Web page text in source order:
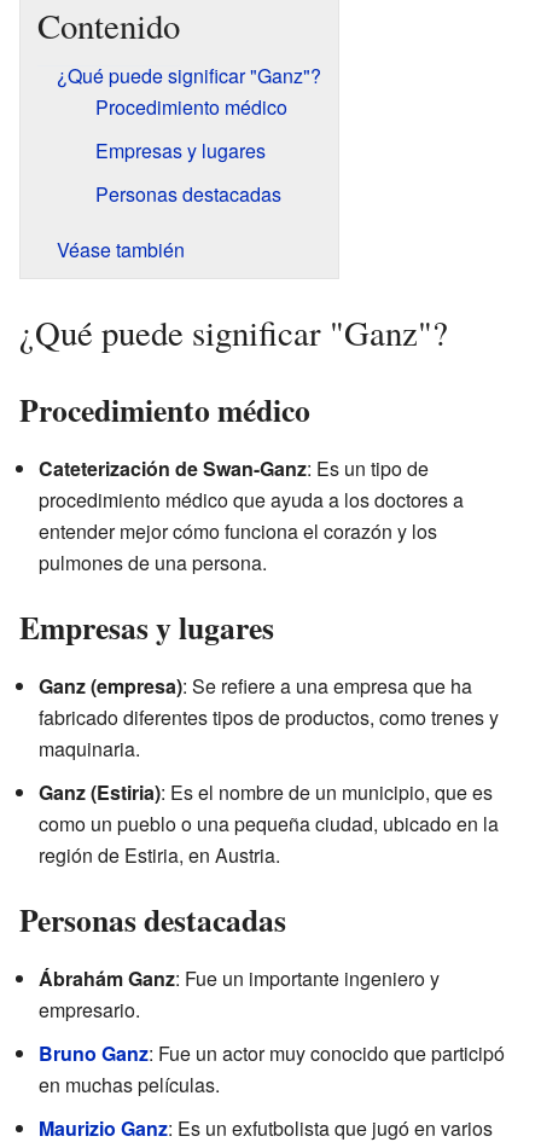
Contenido
¿Qué puede significar "Ganz"?
Procedimiento médico
Empresas y lugares
Personas destacadas
Véase también
¿Qué puede significar "Ganz"?
Procedimiento médico
Cateterización de Swan-Ganz: Es un tipo de
procedimiento médico que ayuda a los doctores a
entender mejor cómo funciona el corazón y los
pulmones de una persona.
Empresas y lugares
Ganz (empresa): Se refiere a una empresa que ha
fabricado diferentes tipos de productos, como trenes y
maquinaria.
Ganz (Estiria): Es el nombre de un municipio, que es
como un pueblo o una pequeña ciudad, ubicado en la
región de Estiria, en Austria.
Personas destacadas
Ábrahám Ganz: Fue un importante ingeniero y
empresario.
Bruno Ganz: Fue un actor muy conocido que participó
en muchas películas.
Maurizio Ganz: Es un exfutbolista que jugó en varios